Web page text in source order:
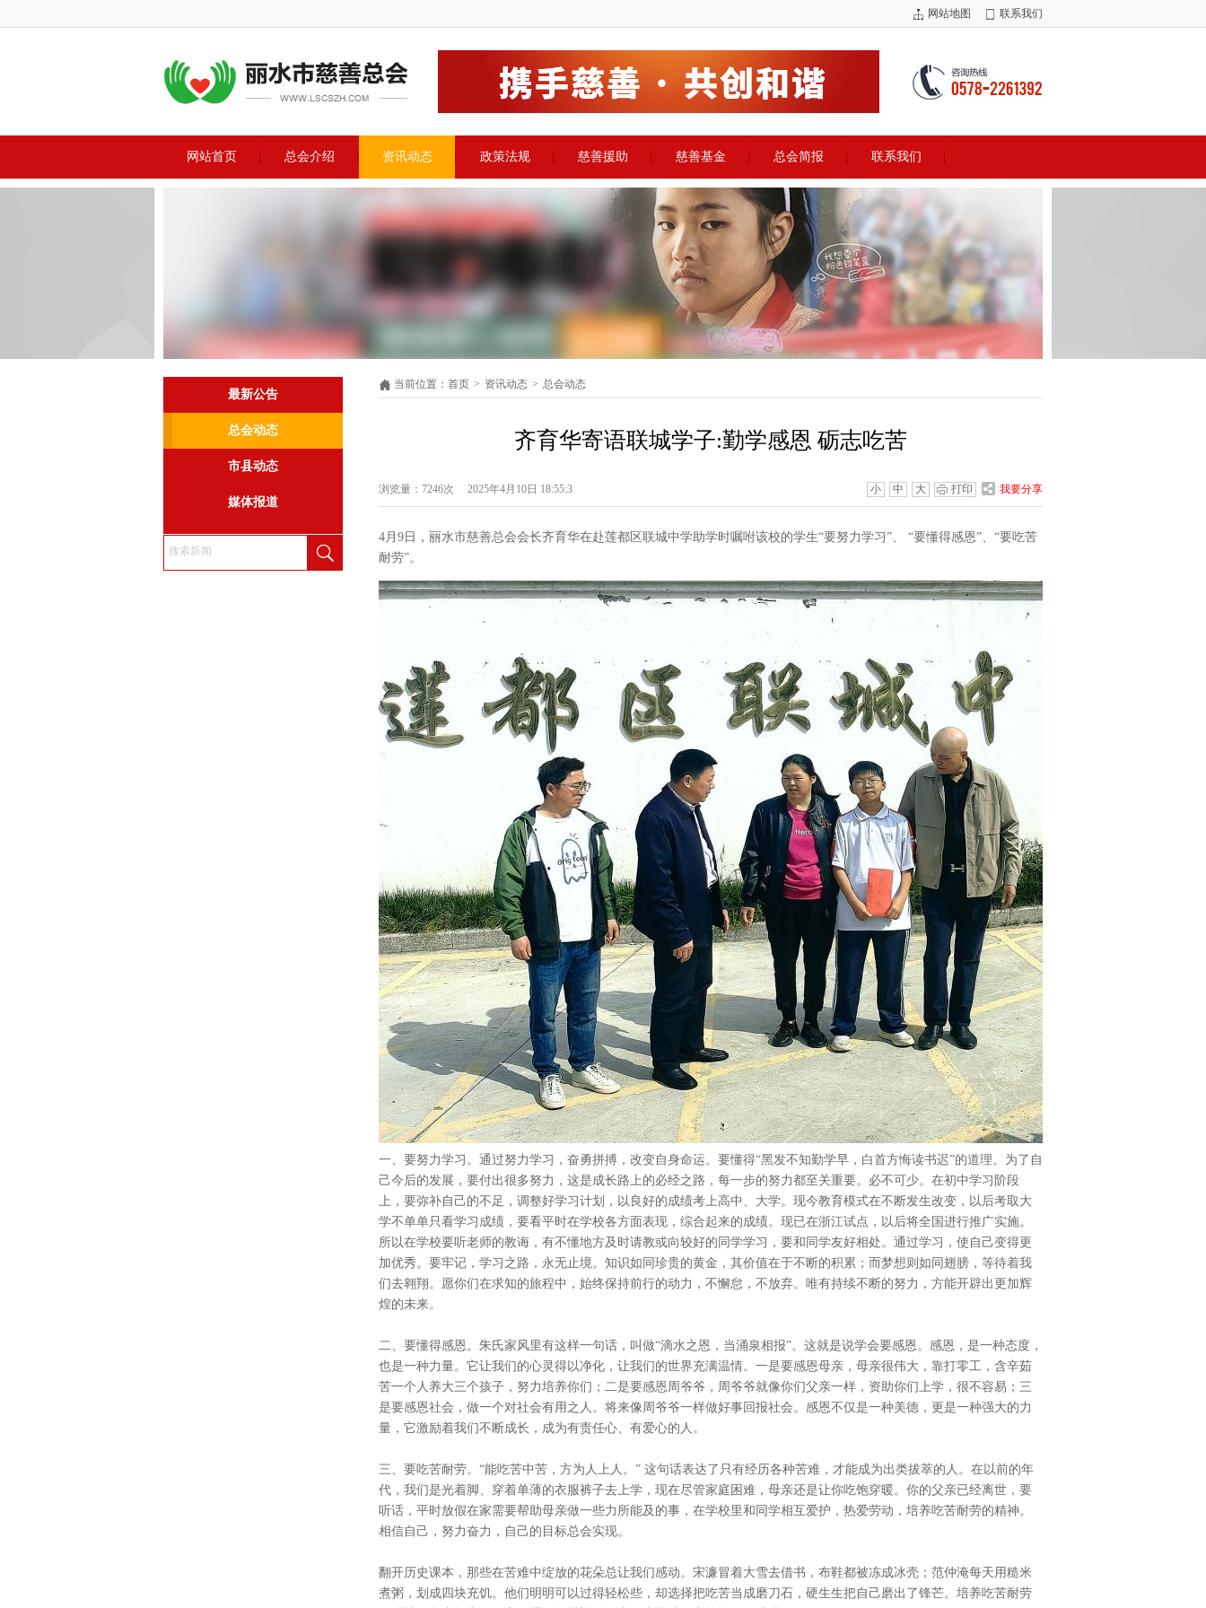
联系我们
网站地图
网站首页 总会介绍 资讯动态 政策法规 慈善援助 慈善基金 总会简报 联系我们
最新公告
总会动态
市县动态
媒体报道
当前位置 ： 首页 > 资讯动态 > 总会动态
齐育华寄语联城学子:勤学感恩 砺志吃苦
浏览量：7246次 2025年4月10日 18:55:3 我要分享
小 中 大 打印
4月9日，丽水市慈善总会会长齐育华在赴莲都区联城中学助学时嘱咐该校的学生“要努力学习”、 “要懂得感恩”、“要吃苦
耐劳”。
一、要努力学习。通过努力学习，奋勇拼搏，改变自身命运。要懂得“黑发不知勤学早，白首方悔读书迟”的道理。为了自
己今后的发展，要付出很多努力，这是成长路上的必经之路，每一步的努力都至关重要。必不可少。在初中学习阶段
上，要弥补自己的不足，调整好学习计划，以良好的成绩考上高中、大学。现今教育模式在不断发生改变，以后考取大
学不单单只看学习成绩，要看平时在学校各方面表现，综合起来的成绩。现已在浙江试点，以后将全国进行推广实施。
所以在学校要听老师的教诲，有不懂地方及时请教或向较好的同学学习，要和同学友好相处。通过学习，使自己变得更
加优秀。要牢记，学习之路，永无止境。知识如同珍贵的黄金，其价值在于不断的积累；而梦想则如同翅膀，等待着我
们去翱翔。愿你们在求知的旅程中，始终保持前行的动力，不懈怠，不放弃。唯有持续不断的努力，方能开辟出更加辉
煌的未来。
二、要懂得感恩。朱氏家风里有这样一句话，叫做“滴水之恩，当涌泉相报”。这就是说学会要感恩。感恩，是一种态度，
也是一种力量。它让我们的心灵得以净化，让我们的世界充满温情。一是要感恩母亲，母亲很伟大，靠打零工，含辛茹
苦一个人养大三个孩子，努力培养你们；二是要感恩周爷爷，周爷爷就像你们父亲一样，资助你们上学，很不容易；三
是要感恩社会，做一个对社会有用之人。将来像周爷爷一样做好事回报社会。感恩不仅是一种美德，更是一种强大的力
量，它激励着我们不断成长，成为有责任心、有爱心的人。
三、要吃苦耐劳。“能吃苦中苦，方为人上人。”‌ 这句话表达了只有经历各种苦难，才能成为出类拔萃的人。在以前的年
代，我们是光着脚、穿着单薄的衣服裤子去上学，现在尽管家庭困难，母亲还是让你吃饱穿暖。你的父亲已经离世，要
听话，平时放假在家需要帮助母亲做一些力所能及的事，在学校里和同学相互爱护，热爱劳动，培养吃苦耐劳的精神。
相信自己，努力奋力，自己的目标总会实现。
翻开历史课本，那些在苦难中绽放的花朵总让我们感动。宋濂冒着大雪去借书，布鞋都被冻成冰壳；范仲淹每天用糙米
煮粥，划成四块充饥。他们明明可以过得轻松些，却选择把吃苦当成磨刀石，硬生生把自己磨出了锋芒。培养吃苦耐劳